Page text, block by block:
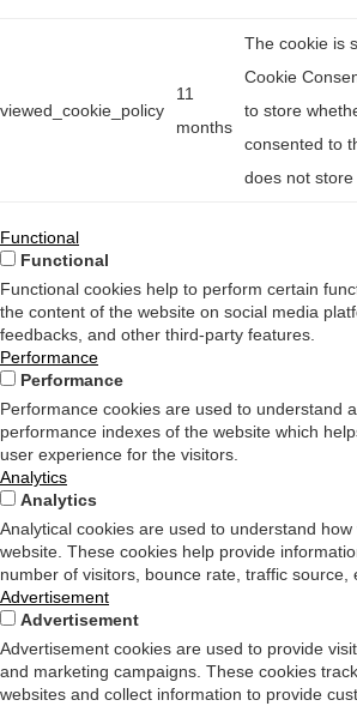
viewed_cookie_policy
11
months
The cookie is
Cookie
to store
consented to
does not store
Functional
Functional
Functional cookies help to perform certain
the content of the website on social media
feedbacks, and other third-party features.
Performance
Performance
Performance cookies are used to understand
performance indexes of the website which
user experience for the visitors.
Analytics
Analytics
Analytical cookies are used to understand
website. These cookies help provide
number of visitors, bounce rate, traffic source,
Advertisement
Advertisement
Advertisement cookies are used to provide
and marketing campaigns. These cookies
websites and collect information to provide